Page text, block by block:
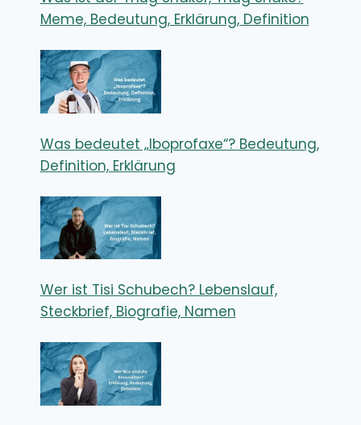
Meme, Bedeutung, Erklärung, Definition
Was bedeutet „Iboprofaxe“? Bedeutung,
Definition, Erklärung
Wer ist Tisi Schubech? Lebenslauf,
Steckbrief, Biografie, Namen